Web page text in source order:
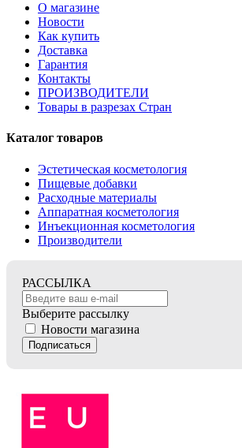
О магазине
Новости
Как купить
Доставка
Гарантия
Контакты
ПРОИЗВОДИТЕЛИ
Товары в разрезах Стран
Каталог товаров
Эстетическая косметология
Пищевые добавки
Расходные материалы
Аппаратная косметология
Инъекционная косметология
Производители
РАССЫЛКА
Выберите рассылку
Новости магазина
Подписаться